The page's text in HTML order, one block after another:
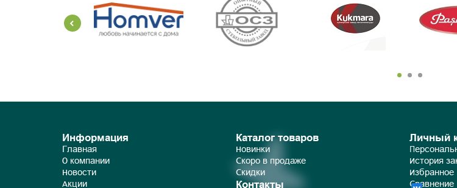
Информация
Главная
О компании
Новости
Акции
Каталог товаров
Новинки
Скоро в продаже
Скидки
Контакты
Личный
История
Избранное
Сравнение